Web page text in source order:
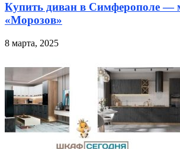
Купить диван в Симферополе —
«Морозов»
8 марта, 2025